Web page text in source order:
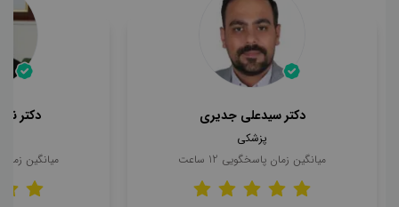
دکتر سیدعلی جدیری
پزشکی
میانگین زمان پاسخگویی 12 ساعت
دکتر
میانگین